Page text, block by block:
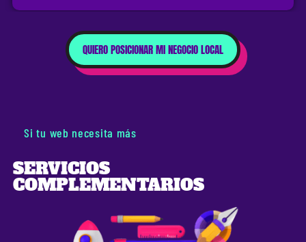
QUIERO POSICIONAR MI NEGOCIO LOCAL
Si tu web necesita más
SERVICIOS
COMPLEMENTARIOS